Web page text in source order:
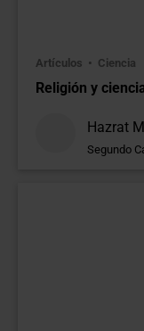
Artículos Ciencia
Religión y
Hazrat
Segundo